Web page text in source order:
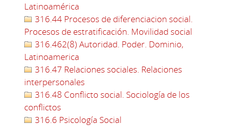
Latinoamérica
316.44 Procesos de diferenciacion social.
Procesos de estratificación. Movilidad social
316.462(8) Autoridad. Poder. Dominio,
Latinoamerica
316.47 Relaciones sociales. Relaciones
interpersonales
316.48 Conflicto social. Sociología de los
conflictos
316.6 Psicología Social